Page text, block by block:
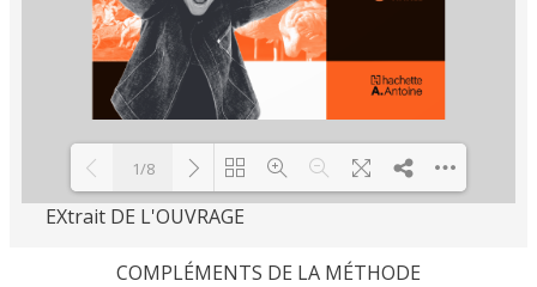
1/8
EXtrait DE L'OUVRAGE
COMPLÉMENTS DE LA MÉTHODE